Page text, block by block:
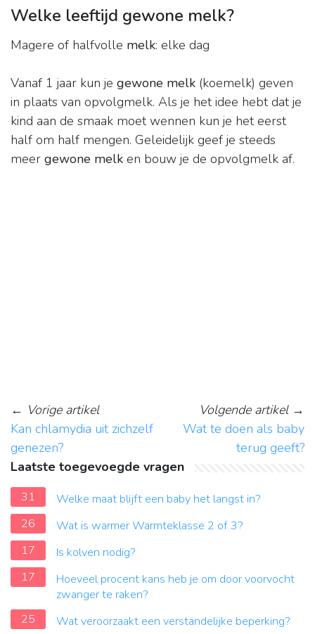
Welke leeftijd gewone melk?
Magere of halfvolle melk: elke dag
Vanaf 1 jaar kun je gewone melk (koemelk) geven
in plaats van opvolgmelk. Als je het idee hebt dat je
kind aan de smaak moet wennen kun je het eerst
half om half mengen. Geleidelijk geef je steeds
meer gewone melk en bouw je de opvolgmelk af.
← Vorige artikel
Kan chlamydia uit zichzelf
genezen?
Volgende artikel→
Wat te doen als baby
terug geeft?
Laatste toegevoegde vragen
31
Welke maat blijft een baby het langst in?
26
Wat is warmer Warmteklasse 2 of 3?
17
Is kolven nodig?
17
Hoeveel procent kans heb je om door voorvocht
zwanger te raken?
25
Wat veroorzaakt een verstandelijke beperking?